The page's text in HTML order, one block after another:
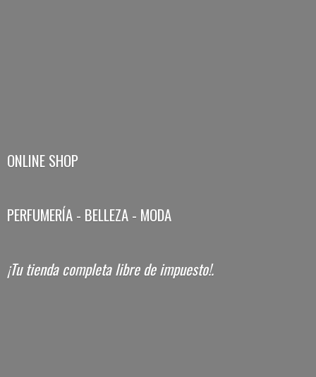
ONLINE SHOP
PERFUMERÍA - BELLEZA - MODA
¡Tu tienda completa librede impuesto!.